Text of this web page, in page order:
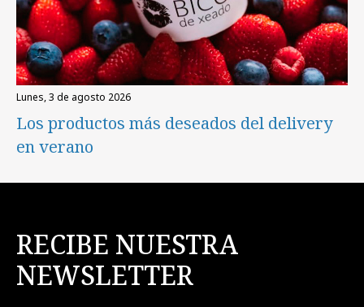
lunes, 3 de agosto 2026
Los productos más deseados del delivery
en verano
RECIBE NUESTRA
NEWSLETTER